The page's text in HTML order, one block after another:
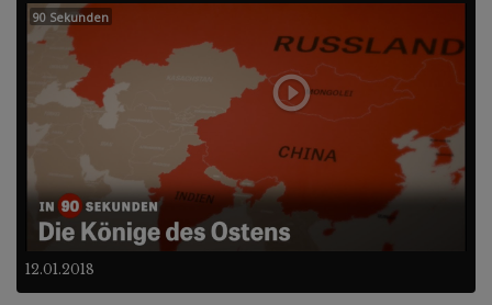
12.01.2018
90 Sekunden